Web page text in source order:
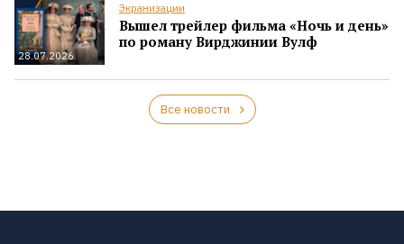
28.07.2026
Экранизации
Вышел трейлер фильма «Ночь и день»
по роману Вирджинии Вулф
Все новости